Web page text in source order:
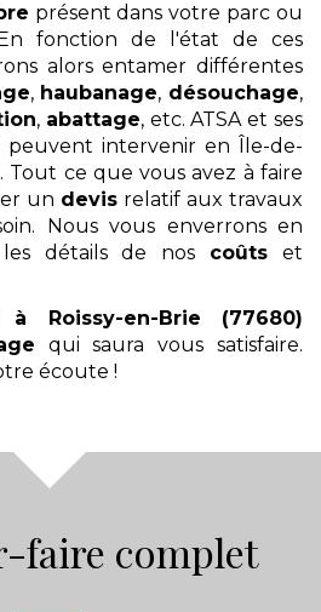
présent dans votre parc ou
fonction de l'état de ces
alors entamer différentes
, haubanage, désouchage,
, abattage, etc. ATSA et ses
peuvent intervenir en Île-de-
Tout ce que vous avez à faire
un devis relatif aux travaux
Nous vous enverrons en
détails de nos coûts et
à Roissy-en-Brie (77680)
qui saura vous satisfaire.
écoute !
faire complet